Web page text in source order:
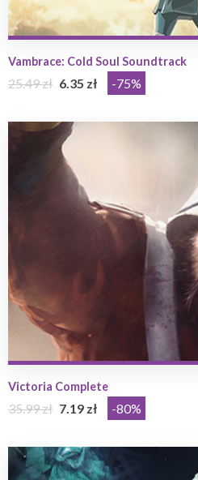
Vambrace: Cold Soul Soundtrack
25.49 zł 6.35 zł -75%
Victoria Complete
35.99 zł 7.19 zł -80%